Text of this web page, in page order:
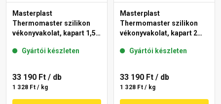
Masterplast
Thermomaster szilikon
vékonyvakolat, kapart 1,5
Gyártói készleten
33 190 Ft / db
1 328 Ft / kg
Masterplast
Thermomaster szilikon
vékonyvakolat, kapart 2
Gyártói készleten
33 190 Ft / db
1 328 Ft / kg